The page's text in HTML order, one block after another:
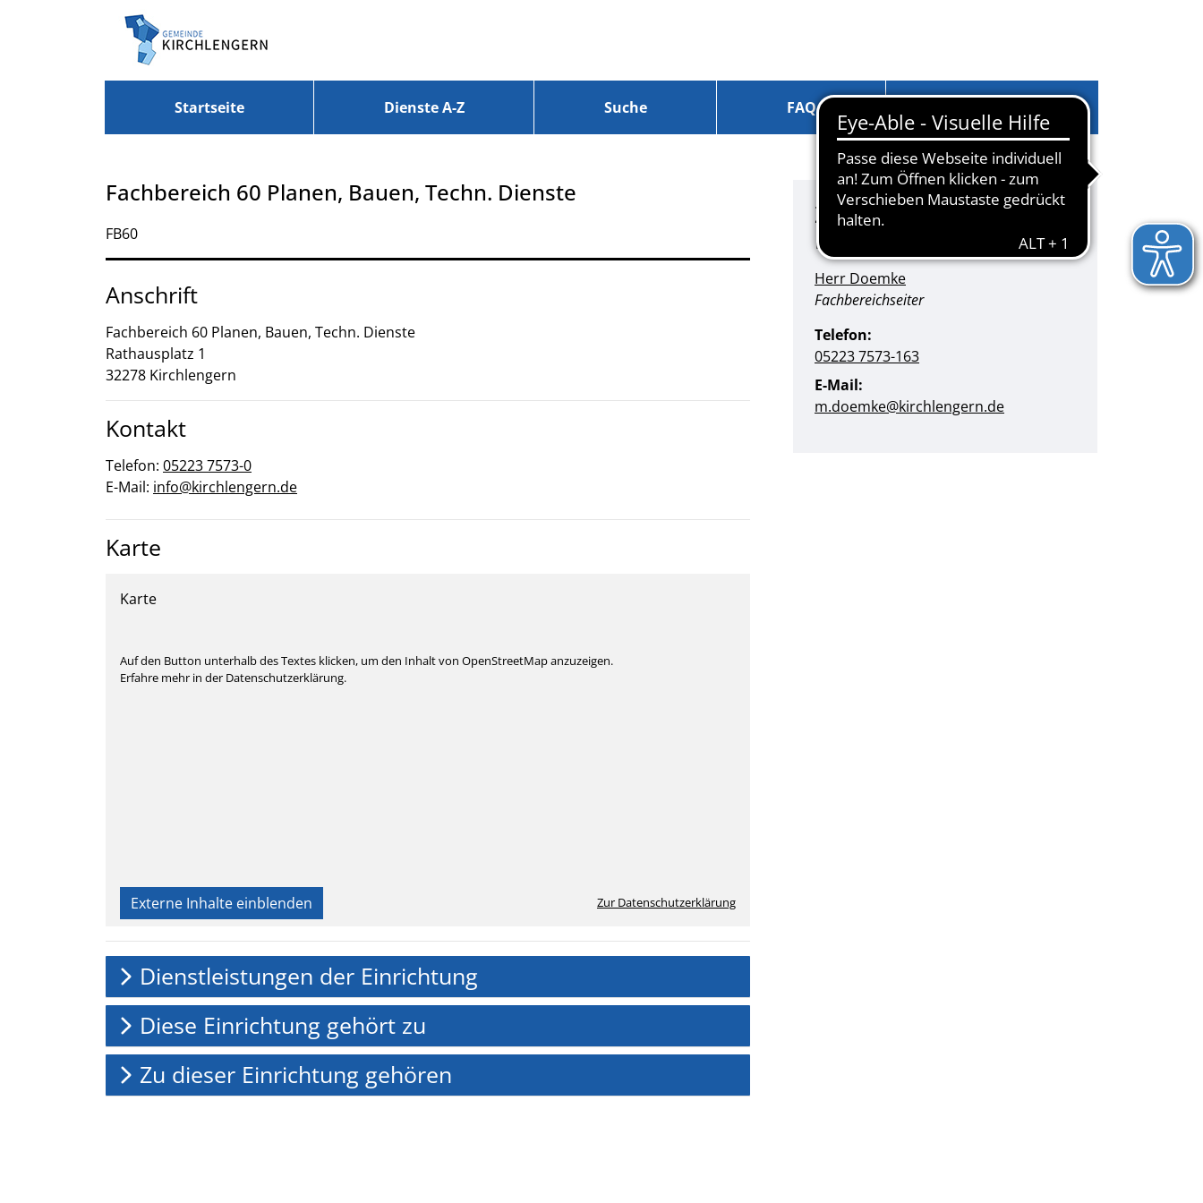
Zum Hauptinhalt springen
Startseite Dienste A-Z Suche FAQ
Fachbereich 60 Planen, Bauen, Techn. Dienste
Kurzbezeichnung
FB60
Anschrift
Fachbereich 60 Planen, Bauen, Techn. Dienste
Rathausplatz 1
32278 Kirchlengern
Kontakt
Telefon: 05223 7573-0
E-Mail: info@kirchlengern.de
Karte
Karte
Auf den Button unterhalb des Textes klicken, um den Inhalt von OpenStreetMap anzuzeigen.
Erfahre mehr in der Datenschutzerklärung.
Externe Inhalte einblenden Zur Datenschutzerklärung
Dienstleistungen der Einrichtung
Diese Einrichtung gehört zu
Zu dieser Einrichtung gehören
Zuständige
Kontaktpersonen
Herr Doemke
Position:
Fachbereichseiter
Telefon:
05223 7573-163
E-Mail:
m.doemke@kirchlengern.de